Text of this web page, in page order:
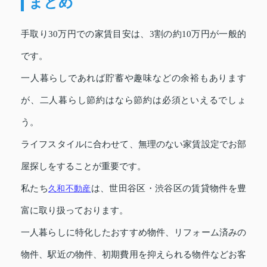
手取り30万円での家賃目安は、3割の約10万円が一般的
です。
一人暮らしであれば貯蓄や趣味などの余裕もあります
が、二人暮らし節約はなら節約は必須といえるでしょ
う。
ライフスタイルに合わせて、無理のない家賃設定でお部
屋探しをすることが重要です。
私たち久和不動産は、世田谷区・渋谷区の賃貸物件を豊
富に取り扱っております。
一人暮らしに特化したおすすめ物件、リフォーム済みの
物件、駅近の物件、初期費用を抑えられる物件などお客